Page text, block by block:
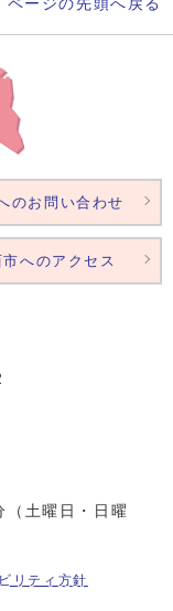
ページの先頭へ戻る
土曜日・日曜
リティ方針
のお問い合わせ
市へのアクセス